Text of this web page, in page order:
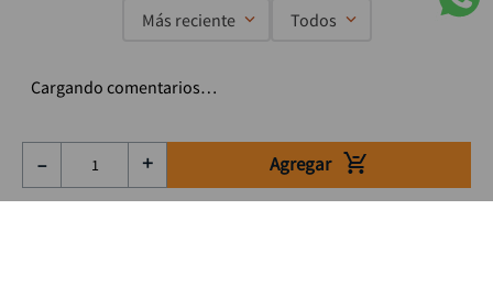
＋
－ Agregar
Más reciente Todos
Cargando comentarios…
Suscríbete a nuestro Newsletter